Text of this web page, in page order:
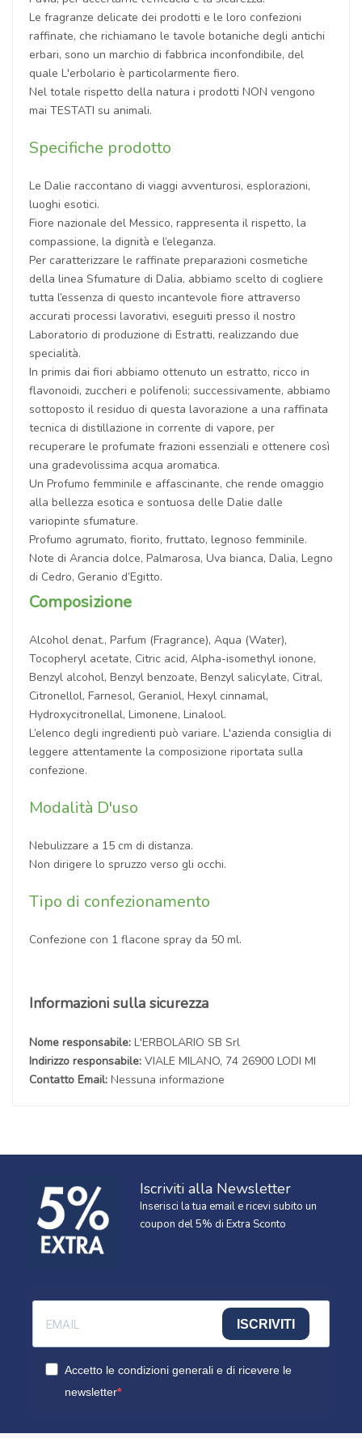
Le fragranze delicate dei prodotti e le loro confezioni
raffinate, che richiamano le tavole botaniche degli antichi
erbari, sono un marchio di fabbrica inconfondibile, del
quale L'erbolario è particolarmente fiero.
Nel totale rispetto della natura i prodotti NON vengono
mai TESTATI su animali.
Specifiche prodotto
Le Dalie raccontano di viaggi avventurosi, esplorazioni,
luoghi esotici.
Fiore nazionale del Messico, rappresenta il rispetto, la
compassione, la dignità e l’eleganza.
Per caratterizzare le raffinate preparazioni cosmetiche
della linea Sfumature di Dalia, abbiamo scelto di cogliere
tutta l’essenza di questo incantevole fiore attraverso
accurati processi lavorativi, eseguiti presso il nostro
Laboratorio di produzione di Estratti, realizzando due
specialità.
In primis dai fiori abbiamo ottenuto un estratto, ricco in
flavonoidi, zuccheri e polifenoli; successivamente, abbiamo
sottoposto il residuo di questa lavorazione a una raffinata
tecnica di distillazione in corrente di vapore, per
recuperare le profumate frazioni essenziali e ottenere così
una gradevolissima acqua aromatica.
Un Profumo femminile e affascinante, che rende omaggio
alla bellezza esotica e sontuosa delle Dalie dalle
variopinte sfumature.
Profumo agrumato, fiorito, fruttato, legnoso femminile.
Note di Arancia dolce, Palmarosa, Uva bianca, Dalia, Legno
di Cedro, Geranio d’Egitto.
Composizione
Alcohol denat., Parfum (Fragrance), Aqua (Water),
Tocopheryl acetate, Citric acid, Alpha-isomethyl ionone,
Benzyl alcohol, Benzyl benzoate, Benzyl salicylate, Citral,
Citronellol, Farnesol, Geraniol, Hexyl cinnamal,
Hydroxycitronellal, Limonene, Linalool.
L’elenco degli ingredienti può variare. L'azienda consiglia di
leggere attentamente la composizione riportata sulla
confezione.
Modalità D'uso
Nebulizzare a 15 cm di distanza.
Non dirigere lo spruzzo verso gli occhi.
Tipo di confezionamento
Confezione con 1 flacone spray da 50 ml.
Informazioni sulla sicurezza
Nome responsabile: L'ERBOLARIO SB Srl
Indirizzo responsabile: VIALE MILANO, 74 26900 LODI MI
Contatto Email: Nessuna informazione
Iscriviti alla Newsletter
Inserisci la tua email e ricevi subito un
coupon del 5% di Extra Sconto
ISCRIVITI
Accetto le condizioni generali e di ricevere le
newsletter